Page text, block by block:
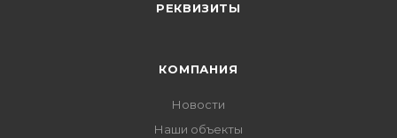
РЕКВИЗИТЫ
КОМПАНИЯ
Новости
Наши объекты